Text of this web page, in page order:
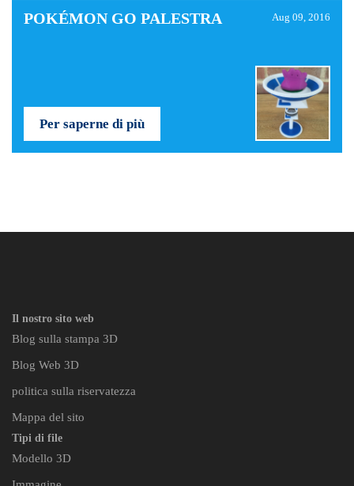
POKÉMON GO PALESTRA Aug 09, 2016
Per saperne di più
Il nostro sito web
Blog sulla stampa 3D
Blog Web 3D
politica sulla riservatezza
Mappa del sito
Tipi di file
Modello 3D